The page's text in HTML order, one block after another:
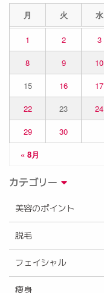
月 火 水
« 8月
1 2 3
8
9 10
15
16 17
22
23 24
29
30
カテゴリー
美容のポイント
脱毛
フェイシャル
痩身